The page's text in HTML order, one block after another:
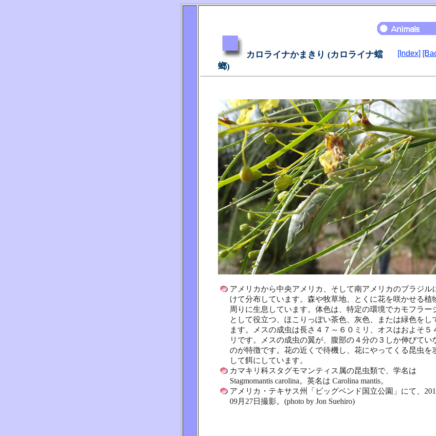
カロライナかまきり (カロライナ蟷
螂)
[Index]
アメリカから中央アメリカ、そして南アメリカのブラジル
けて分布しています。森や牧草地、とくに花を咲かせる植
周りに生息しています。体色は、特定の環境でカモフラー
として役立つ、ほこりっぽい茶色、灰色、または緑色をし
ます。メスの成虫は長さ４７～６０ミリ、オスはおよそ５
リです。メスの成虫の翼が、腹部の４分の３しか伸びてい
のが特徴です。花の近くで待機し、花にやってくる昆虫を
して餌にしています。
カマキリ科スタグモマンティス属の昆虫類で、学名は
Stagmomantis carolina。英名は Carolina mantis。
アメリカ・テキサス州「ビッグベンド国立公園」にて、
09月27日撮影。(photo by Jon Suehiro)